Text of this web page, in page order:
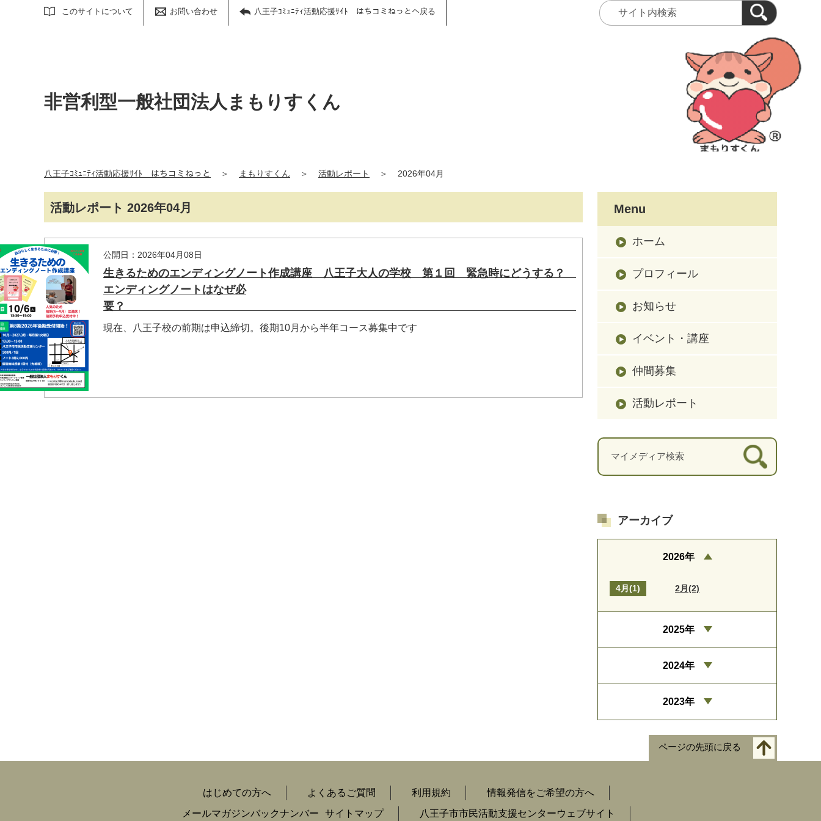
このサイトについて お問い合わせ 八王子ｺﾐｭﾆﾃｨ活動応援ｻｲﾄ はちコミねっとへ戻る
サイト内検索
非営利型一般社団法人まもりすくん
八王子ｺﾐｭﾆﾃｨ活動応援ｻｲﾄ はちコミねっと ＞ まもりすくん ＞ 活動レポート ＞ 2026年04月
活動レポート 2026年04月
公開日：2026年04月08日
生きるためのエンディングノート作成講座 八王子大人の学校 第１回 緊急時にどうする？
エンディングノートはなぜ必
要？
現在、八王子校の前期は申込締切。後期10月から半年コース募集中です
Menu
ホーム
プロフィール
お知らせ
イベント・講座
仲間募集
活動レポート
アーカイブ
2026年
4月(1) 2月(2)
2025年
2024年
2023年
ページの先頭に戻る
はじめての方へ よくあるご質問 利用規約
情報発信をご希望の方へ
メールマガジンバックナンバー
サイトマップ 八王子市市民活動支援センターウェブサイト